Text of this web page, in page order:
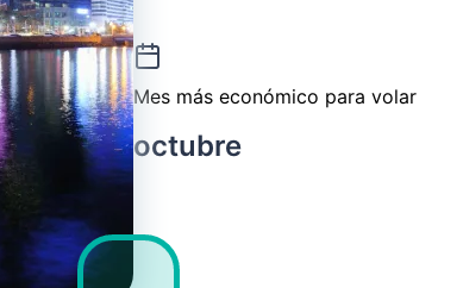
Mes más económico para volar
octubre